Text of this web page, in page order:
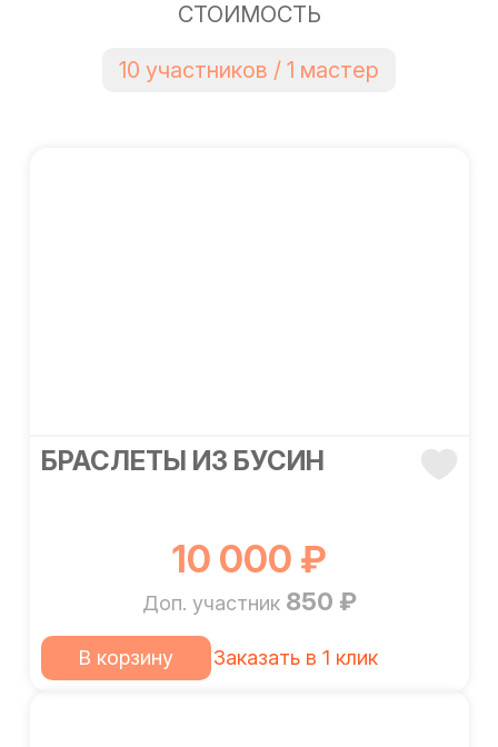
СТОИМОСТЬ
10 участников / 1 мастер
БРАСЛЕТЫ ИЗ БУСИН
10 000 ₽
Доп. участник 850 ₽
В корзину Заказать в 1 клик